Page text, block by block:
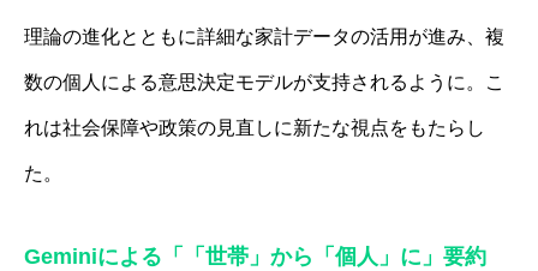
理論の進化とともに詳細な家計データの活用が進み、複
数の個人による意思決定モデルが支持されるように。こ
れは社会保障や政策の見直しに新たな視点をもたらし
た。
Geminiによる「 「世帯」から「個人」に」 要約